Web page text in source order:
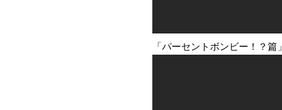
「パーセントボンビー！？篇」